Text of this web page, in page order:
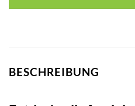
BESCHREIBUNG